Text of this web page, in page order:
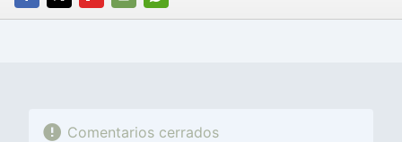
FACEBOOK
TWITTERFLIPBOARD
E-
WHATSAPP
Comentarios cerrados